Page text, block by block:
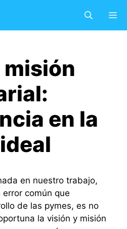
en la
en nuestro trabajo,
común que
de las pymes, es no
la visión y misión